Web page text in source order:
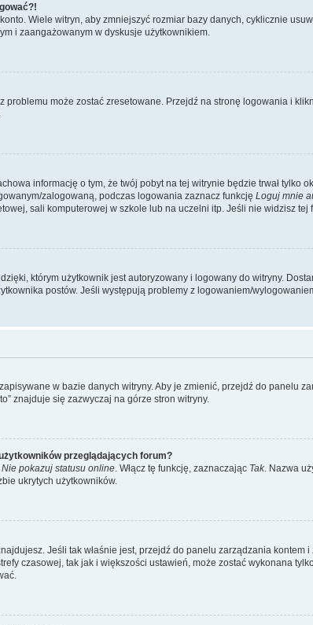
Wiele witryn, aby zmniejszyć rozmiar bazy danych, cyklicznie
i zaangażowanym w dyskusje użytkownikiem.
może zostać zresetowane. Przejdź na stronę logowania i
informację o tym, że twój pobyt na tej witrynie będzie trwał tylko
zalogowaną, podczas logowania zaznacz funkcję Loguj mnie
sali komputerowej w szkole lub na uczelni itp. Jeśli nie widzisz tej
którym użytkownik jest autoryzowany i logowany do witryny.
postów. Jeśli występują problemy z logowaniem/
w bazie danych witryny. Aby je zmienić, przejdź do panelu
znajduje się zazwyczaj na górze stron witryny.
przeglądających forum?
Nie pokazuj statusu online . Włącz tę funkcję, zaznaczając Tak. Nazwa
ukrytych użytkowników.
Jeśli tak właśnie jest, przejdź do panelu zarządzania kontem
czasowej, tak jak i większości ustawień, może zostać wykonana